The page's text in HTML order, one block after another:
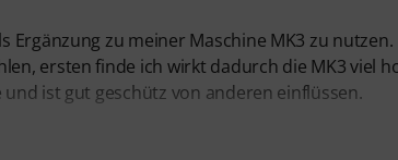
Ergänzung zu meiner Maschine MK3 zu nutzen.
ersten finde ich wirkt dadurch die MK3 viel
ist gut geschütz von anderen einflüssen.